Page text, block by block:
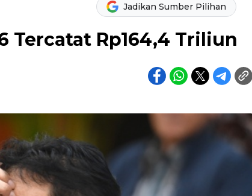
Jadikan Sumber Pilihan
Tercatat Rp164,4 Triliun